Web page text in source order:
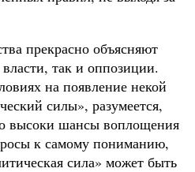
прекрасно объясняют
так и оппозиции.
на появление некой
силы», разумеется,
высоки шансы воплощения
к самому пониманию,
сила» может быть